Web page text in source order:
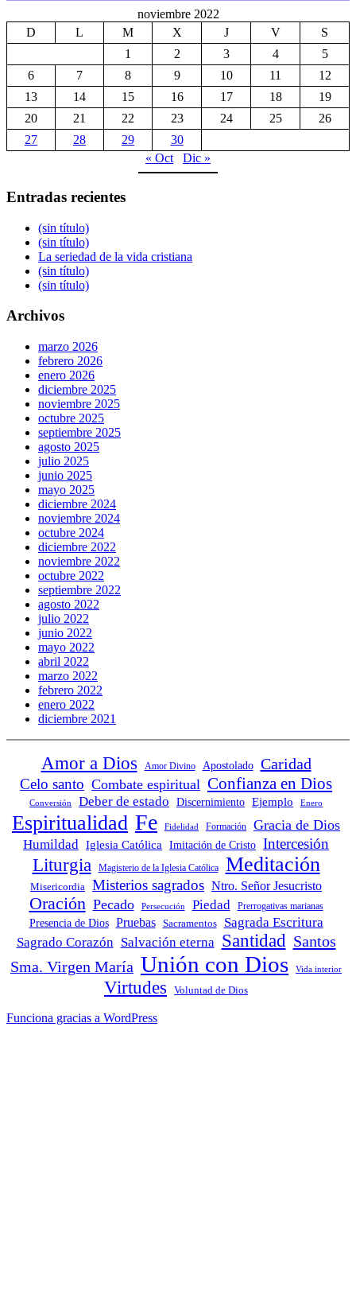
noviembre 2022
D
L M X J V
S
1
2 3 4
5
6
7 8 9 10 11
12
13
14 15 16 17 18
19
20
21 22 23 24 25
26
27
28 29
30
« Oct
Dic »
Entradas recientes
(sin título)
(sin título)
La seriedad de la vida cristiana
(sin título)
(sin título)
Archivos
marzo 2026
febrero 2026
enero 2026
diciembre 2025
noviembre 2025
octubre 2025
septiembre 2025
agosto 2025
julio 2025
junio 2025
mayo 2025
diciembre 2024
noviembre 2024
octubre 2024
diciembre 2022
noviembre 2022
octubre 2022
septiembre 2022
agosto 2022
julio 2022
junio 2022
mayo 2022
abril 2022
marzo 2022
febrero 2022
enero 2022
diciembre 2021
Amor a Dios Amor Divino Apostolado Caridad
Celo santo Combate espiritual Confianza en Dios
Conversión Deber de estado Discernimiento Ejemplo Enero
Espiritualidad Fe Fidelidad Formación
Gracia de Dios
Humildad Iglesia Católica Imitación de Cristo Intercesión
Liturgia Magisterio de la Iglesia Católica Meditación
Misericordia Misterios sagrados Ntro. Señor Jesucristo
Oración Pecado Persecución Piedad Prerrogativas marianas
Presencia de Dios Pruebas Sacramentos Sagrada Escritura
Sagrado Corazón Salvación eterna Santidad Santos
Sma. Virgen María Unión con Dios Vida interior
Virtudes Voluntad de Dios
Funciona gracias a WordPress